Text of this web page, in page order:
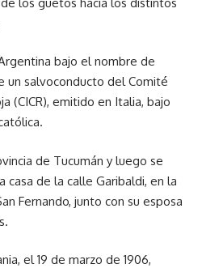
bajo el nombre de
un salvoconducto del Comité
(CICR), emitido en Italia, bajo
de Tucumán y luego se
de la calle Garibaldi, en la
Fernando, junto con su esposa
el 19 de marzo de 1906,